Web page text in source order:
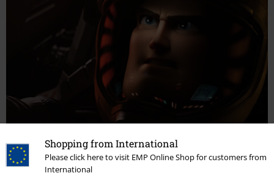
Shopping from International
Please click here to visit EMP Online Shop for customers from
International
Neuer Trailer zu „Lightyear“: Das „Toy Story“-Prequel steht in
den Startlöchern!